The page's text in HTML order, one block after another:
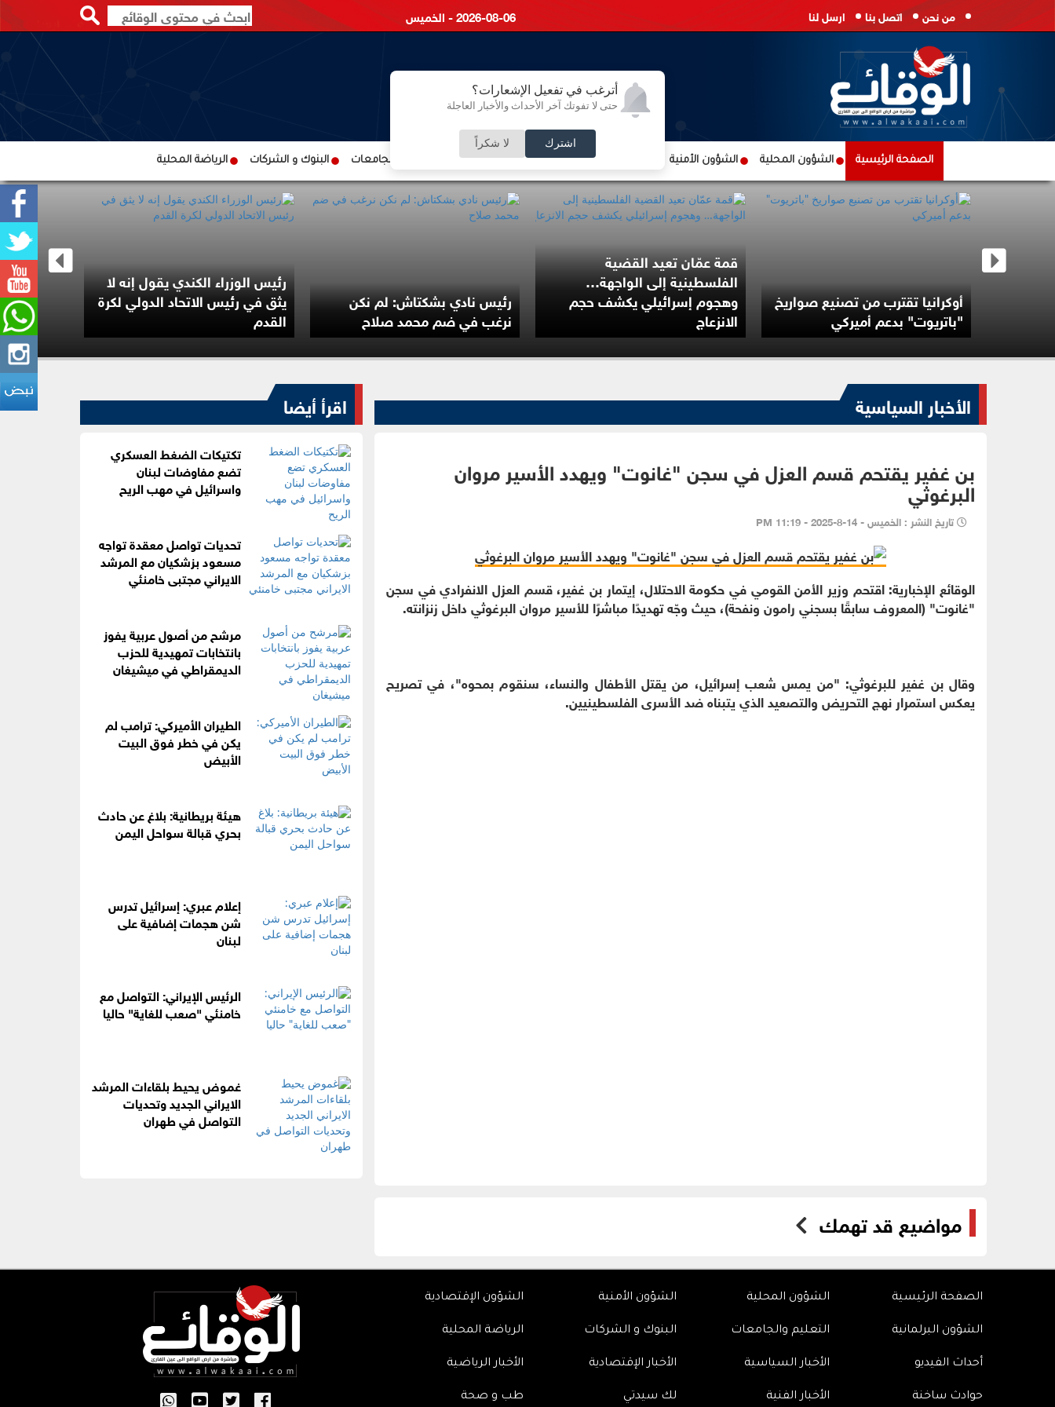
أترغب في تفعيل الإشعارات؟
حتى لا تفوتك آخر الأحداث والأخبار العاجلة
اشترك لا شكراً
من نحن اتصل بنا ارسل لنا 2026-08-06 - الخميس
الصفحة الرئيسية الشؤون المحلية الشؤون الأمنية الشؤون الإقتصادية الشؤون البرلمانية التعليم والجامعات البنوك و الشركات الرياضة المحلية
أوكرانيا تقترب من تصنيع صواريخ
"باتريوت" بدعم أميركي
قمة عمّان تعيد القضية
الفلسطينية إلى الواجهة…
وهجوم إسرائيلي يكشف حجم
الانزعاج
رئيس نادي بشكتاش: لم نكن
نرغب في ضم محمد صلاح
رئيس الوزراء الكندي يقول إنه لا
يثق في رئيس الاتحاد الدولي لكرة
القدم
مرشح من
الأخبار السياسية
بن غفير يقتحم قسم العزل في سجن "غانوت" ويهدد الأسير مروان
البرغوثي
تاريخ النشر : الخميس - 14-8-2025 - 11:19 PM
الوقائع الإخبارية: اقتحم وزير الأمن القومي في حكومة الاحتلال، إيتمار بن غفير، قسم العزل الانفرادي في سجن
"غانوت" (المعروف سابقًا بسجني رامون ونفحة)، حيث وجّه تهديدًا مباشرًا للأسير مروان البرغوثي داخل زنزانته.
وقال بن غفير للبرغوثي: "من يمس شعب إسرائيل، من يقتل الأطفال والنساء، سنقوم بمحوه"، في تصريح
يعكس استمرار نهج التحريض والتصعيد الذي يتبناه ضد الأسرى الفلسطينيين.
مواضيع قد تهمك
اقرأ أيضا
تكتيكات الضغط العسكري
تضع مفاوضات لبنان
واسرائيل في مهب الريح
تحديات تواصل معقدة تواجه
مسعود بزشكيان مع المرشد
الايراني مجتبى خامنئي
مرشح من أصول عربية يفوز
بانتخابات تمهيدية للحزب
الديمقراطي في ميشيغان
الطيران الأميركي: ترامب لم
يكن في خطر فوق البيت
الأبيض
هيئة بريطانية: بلاغ عن حادث
بحري قبالة سواحل اليمن
إعلام عبري: إسرائيل تدرس
شن هجمات إضافية على
لبنان
الرئيس الإيراني: التواصل مع
خامنئي "صعب للغاية" حاليا
غموض يحيط بلقاءات المرشد
الايراني الجديد وتحديات
التواصل في طهران
الصفحة الرئيسية الشؤون المحلية الشؤون الأمنية الشؤون الإقتصادية
الشؤون البرلمانية التعليم والجامعات البنوك و الشركات الرياضة المحلية
أحداث الفيديو الأخبار السياسية الأخبار الإقتصادية الأخبار الرياضية
حوادث ساخنة الأخبار الفنية لك سيدتي طب و صحة